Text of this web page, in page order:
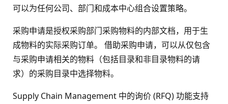
可以为任何公司、部门和成本中心组合设置策略。
采购申请是授权采购部门采购物料的内部文档，用于生
成物料的实际采购订单。 借助采购申请，可以从仅包含
与采购申请相关的物料（包括目录和非目录物料的请
求）的采购目录中选择物料。
Supply Chain Management 中的询价 (RFQ) 功能支持